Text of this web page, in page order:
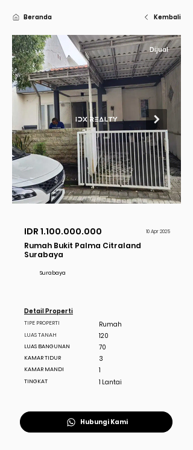
Beranda Kembali
Dijual
IDR 1.100.000.000 10 Apr 2025
Rumah Bukit Palma Citraland
Surabaya
Surabaya
Detail Properti
TIPE PROPERTI
LUAS TANAH
LUAS BANGUNAN
KAMAR TIDUR
KAMAR MANDI
TINGKAT
Rumah
120
70
3
1
1 Lantai
Hubungi Kami